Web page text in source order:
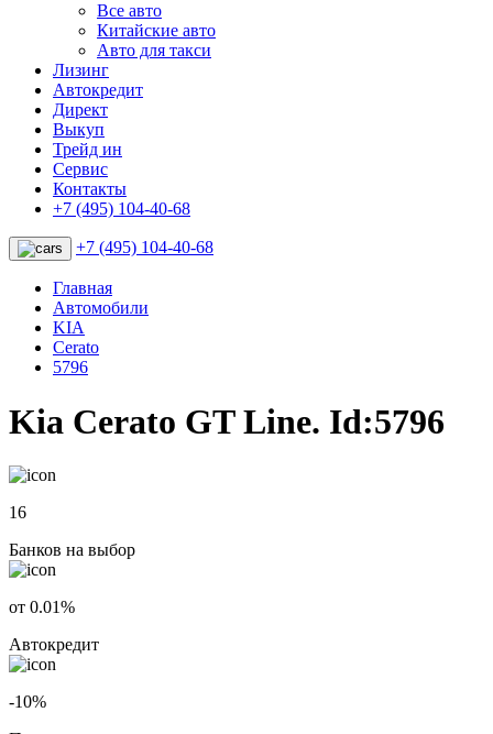
Все авто
Китайские авто
Авто для такси
Лизинг
Автокредит
Директ
Выкуп
Трейд ин
Сервис
Контакты
+7 (495) 104-40-68
+7 (495) 104-40-68
Главная
Автомобили
KIA
Cerato
5796
Kia Cerato GT Line. Id:5796
16
Банков на выбор
от 0.01%
Автокредит
-10%